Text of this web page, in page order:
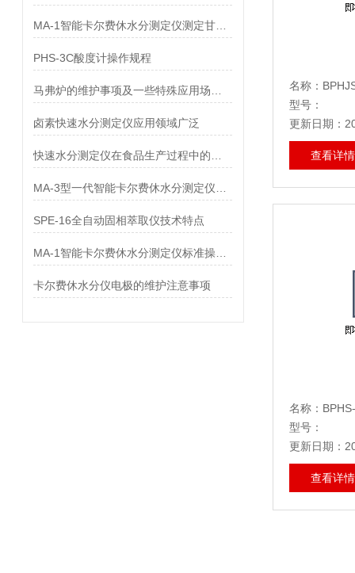
PHS-3C酸度计操作规程
卤素快速水分测定仪应用领域广泛
SPE-16全自动固相萃取仪技术特点
卡尔费休水分仪电极的维护注意事项
名称：
型号：
更新日期：
查看详情
名称：
型号：
更新日期：
查看详情